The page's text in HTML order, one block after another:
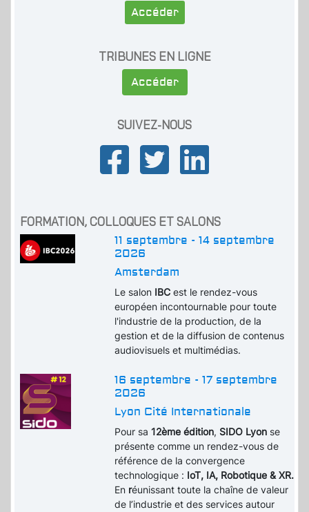
Accéder
TRIBUNES EN LIGNE
Accéder
SUIVEZ-NOUS
FORMATION, COLLOQUES ET SALONS
11 septembre - 14 septembre
2026
Amsterdam
Le salon IBCest le rendez-vous
européen incontournable pour toute
l'industrie de la production, de la
gestion et de la diffusion de contenus
audiovisuels et multimédias.
16 septembre - 17 septembre
2026
Lyon Cité Internationale
Pour sa12ème édition, SIDO Lyon se
présente comme un rendez-vous de
référence de la convergence
technologique : IoT, IA, Robotique & XR.
En réunissant toute la chaîne de valeur
de l’industrie et des services autour